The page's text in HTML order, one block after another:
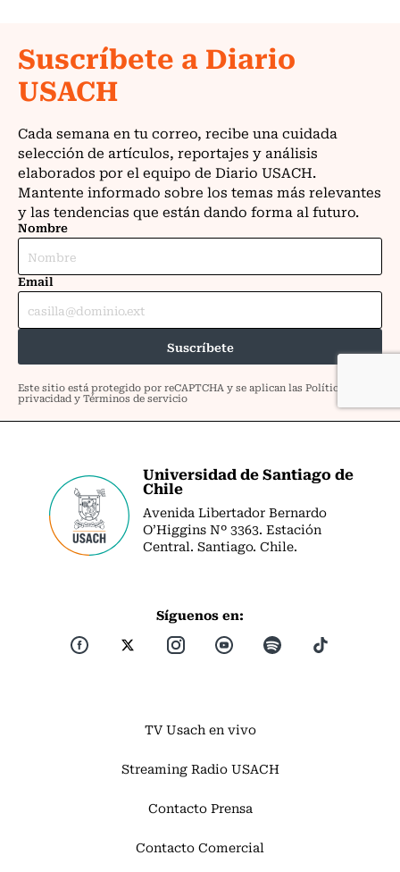
Universidad de Santiago de
Chile
Avenida Libertador Bernardo
O’Higgins Nº 3363. Estación
Central. Santiago. Chile.
Síguenos en:
TV Usach en vivo
Streaming Radio USACH
Contacto Prensa
Contacto Comercial